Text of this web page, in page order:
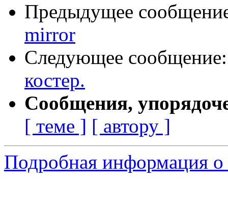
Предыдущее
mirror
Следующее
костер.
Сообщения,
[ теме ] [ автору ]
Подробная информация о